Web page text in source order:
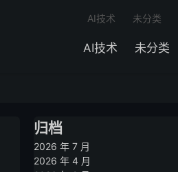
AI技术 未分类
AI技术 未分类
归档
2026 年 7 月
2026 年 4 月